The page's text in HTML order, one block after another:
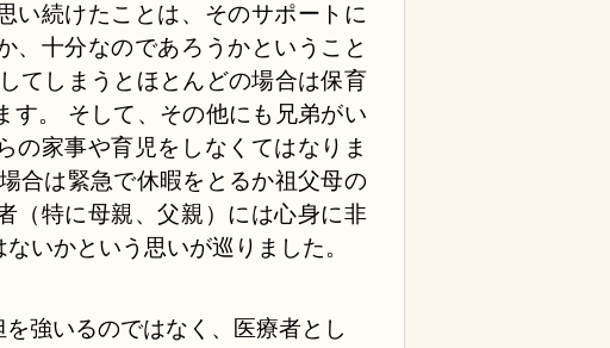
い続けたことは、そのサポートに
、十分なのであろうかということ
てしまうとほとんどの場合は保育
す。 そして、その他にも兄弟がい
の家事や育児をしなくてはなりま
合は緊急で休暇をとるか祖父母の
（特に母親、父親）には心身に非
いかという思いが巡りました。
強いるのではなく、医療者とし